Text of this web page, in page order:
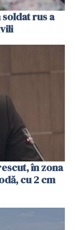
rus a
în zona
cu 2 cm